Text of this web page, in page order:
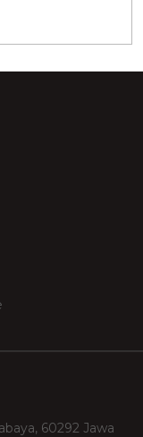
60292 Jawa